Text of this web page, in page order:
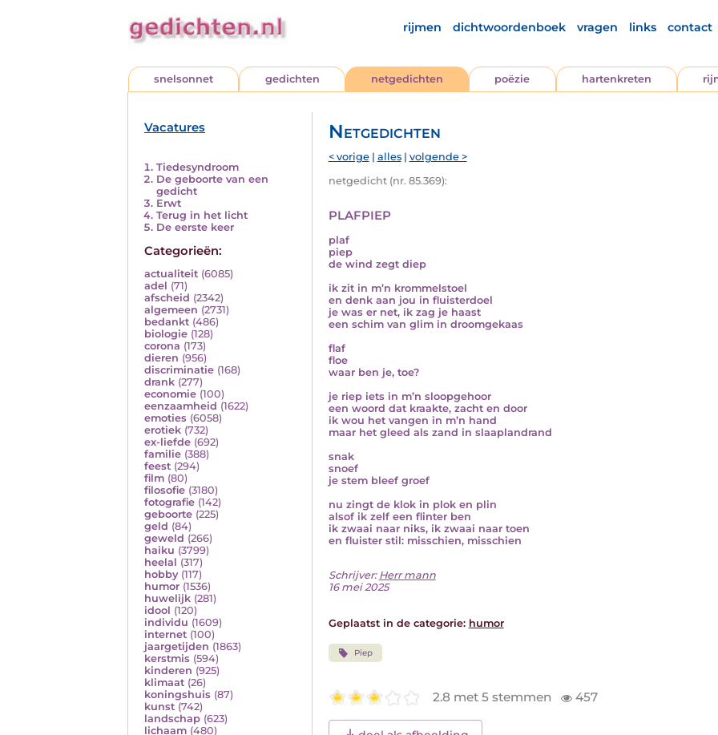
rijmen dichtwoordenboek vragen links contact
snelsonnet gedichten netgedichten poëzie hartenkreten
Vacatures
Tiedesyndroom
De geboorte van een
gedicht
Erwt
Terug in het licht
De eerste keer
Categorieën:
actualiteit (6085)
adel (71)
afscheid (2342)
algemeen (2731)
bedankt (486)
biologie (128)
corona (173)
dieren (956)
discriminatie (168)
drank (277)
economie (100)
eenzaamheid (1622)
emoties (6058)
erotiek (732)
ex-liefde (692)
familie (388)
feest (294)
film (80)
filosofie (3180)
fotografie (142)
geboorte (225)
geld (84)
geweld (266)
haiku (3799)
heelal (317)
hobby (117)
humor (1536)
huwelijk (281)
idool (120)
individu (1609)
internet (100)
jaargetijden (1863)
kerstmis (594)
kinderen (925)
klimaat (26)
koningshuis (87)
kunst (742)
landschap (623)
lichaam (480)
Netgedichten
< vorige| alles| volgende >
netgedicht (nr. 85.369):
plafpiep
plaf
piep
de wind zegt diep
ik zit in m’n krommelstoel
en denk aan jou in fluisterdoel
je was er net, ik zag je haast
een schim van glim in droomgekaas
flaf
floe
waar ben je, toe?
je riep iets in m’n sloopgehoor
een woord dat kraakte, zacht en door
ik wou het vangen in m’n hand
maar het gleed als zand in slaaplandrand
snak
snoef
je stem bleef groef
nu zingt de klok in plok en plin
alsof ik zelf een flinter ben
ik zwaai naar niks, ik zwaai naar toen
en fluister stil: misschien, misschien
Schrijver: Herr mann
16 mei 2025
Geplaatst in de categorie: humor
Piep
2.8 met 5 stemmen 457